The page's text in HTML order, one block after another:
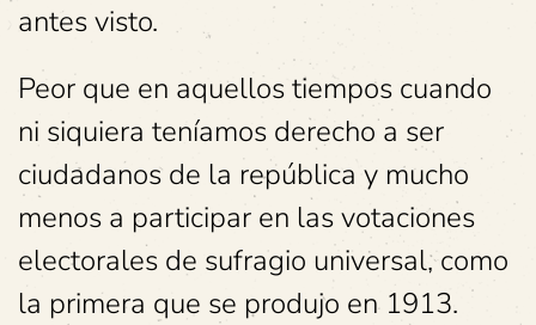
antes visto.
Peor que en aquellos tiempos cuando
ni siquiera teníamos derecho a ser
ciudadanos de la república y mucho
menos a participar en las votaciones
electorales de sufragio universal, como
la primera que se produjo en 1913.